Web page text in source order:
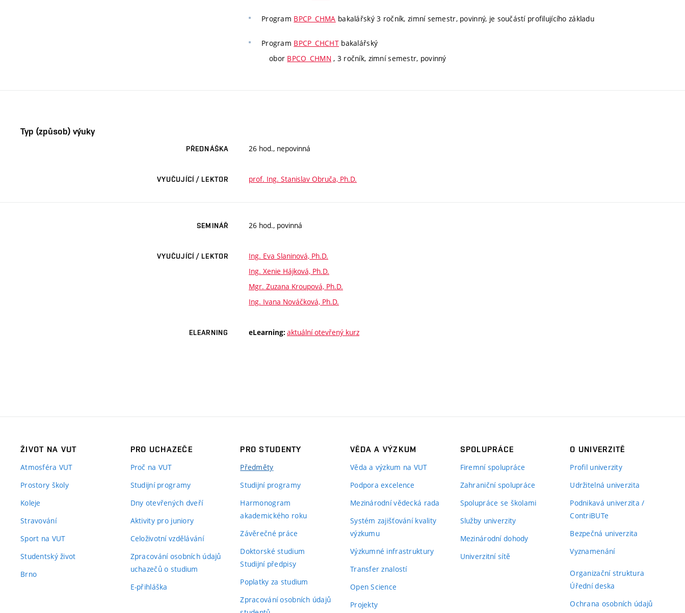
Program BPCP_CHMA bakalářský 3 ročník, zimní semestr, povinný, je součástí profilujícího základu
Program BPCP_CHCHT bakalářský
obor BPCO_CHMN , 3 ročník, zimní semestr, povinný
Typ (způsob) výuky
PŘEDNÁŠKA 26 hod., nepovinná
VYUČUJÍCÍ / LEKTOR prof. Ing. Stanislav Obruča, Ph.D.
SEMINÁŘ 26 hod., povinná
VYUČUJÍCÍ / LEKTOR
Ing. Eva Slaninová, Ph.D.
Ing. Xenie Hájková, Ph.D.
Mgr. Zuzana Kroupová, Ph.D.
Ing. Ivana Nováčková, Ph.D.
ELEARNING eLearning: aktuální otevřený kurz
ŽIVOT NA VUT
Atmosféra VUT
Prostory školy
Koleje
Stravování
Sport na VUT
Studentský život
Brno
PRO UCHAZEČE
Proč na VUT
Studijní programy
Dny otevřených dveří
Aktivity pro juniory
Celoživotní vzdělávání
Zpracování osobních údajů
uchazečů o studium
E-přihláška
PRO STUDENTY
Předměty
Studijní programy
Harmonogram
akademického roku
Závěrečné práce
Doktorské studium
Studijní předpisy
Poplatky za studium
Zpracování osobních údajů
VĚDA A VÝZKUM
Věda a výzkum na VUT
Podpora excelence
Mezinárodní vědecká rada
Systém zajišťování kvality
výzkumu
Výzkumné infrastruktury
Transfer znalostí
Open Science
Projekty
SPOLUPRÁCE
Firemní spolupráce
Zahraniční spolupráce
Spolupráce se školami
Služby univerzity
Mezinárodní dohody
Univerzitní sítě
O UNIVERZITĚ
Profil univerzity
Udržitelná univerzita
Podnikavá univerzita /
ContriBUTe
Bezpečná univerzita
Vyznamenání
Organizační struktura
Úřední deska
Ochrana osobních údajů